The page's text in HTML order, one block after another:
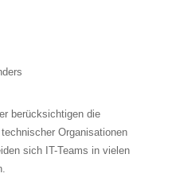
berücksichtigen die
Organisationen
sich IT-Teams in vielen